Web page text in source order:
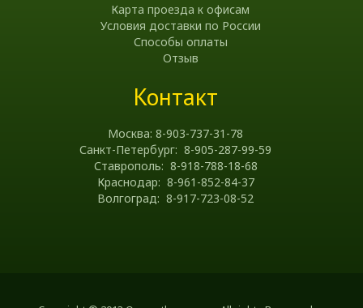
Карта проезда к офисам
Условия доставки по России
Способы оплаты
Отзыв
Контакт
Москва: 8-903-737-31-78
Санкт-Петербург: 8-905-287-99-59
Ставрополь: 8-918-788-18-68
Краснодар: 8-961-852-84-37
Волгоград: 8-917-723-08-52